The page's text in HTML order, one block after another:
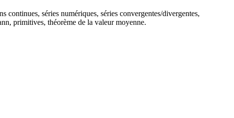
séries numériques, séries convergentes/divergentes,
primitives, théorème de la valeur moyenne.